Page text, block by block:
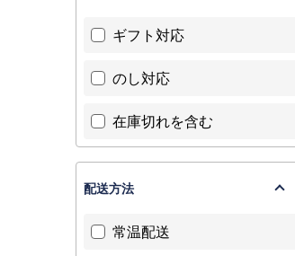
ギフト対応
のし対応
在庫切れを含む
配送方法
常温配送